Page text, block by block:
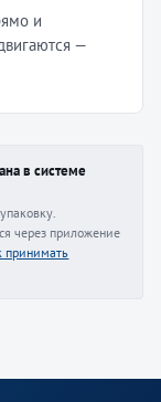
и
—
в системе
через приложение
принимать